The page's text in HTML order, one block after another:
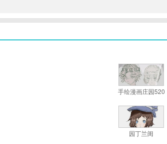
手绘漫画庄园520
园丁兰闺